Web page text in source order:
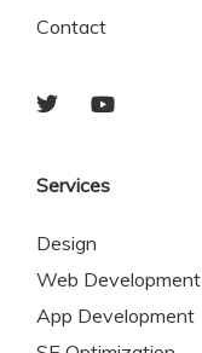
Contact
Services
Design
Web Development
App Development